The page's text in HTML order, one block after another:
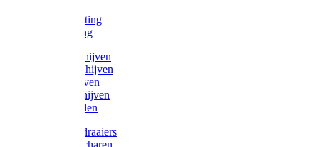
Voetketting
Scheepsketting
Victorketting
Afbraamschijven
Doorslijpschijven
Lamelschijven
Diamantschijven
Laselektroden
Schroevendraaiers
Tangen / Scharen